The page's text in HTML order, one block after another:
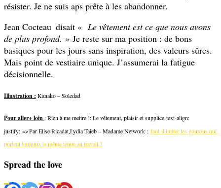
résister. Je ne suis aps prête à les abandonner.
Jean Cocteau disait « Le vêtement est ce que nous avons
de plus profond. » Je reste sur ma position : de bons
basiques pour les jours sans inspiration, des valeurs sûres.
Mais point de vestiaire unique. J’assumerai la fatigue
décisionnelle.
Illustration : Kanako – Soledad
Pour aller+ loin : Rien à me mettre !: Le vêtement, plaisir et supplice text-align:
justify; »>Par Elise Ricadat,Lydia Taieb – Madame Network : faut-il imiter les gourous qui
portent toujours la même tenue au travail ?
Spread the love